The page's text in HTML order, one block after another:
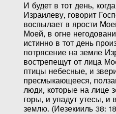
И будет в тот день,
Израилеву, говорит
воспылает в ярости
Моей, в огне
истинно в тот день
потрясение на земле
вострепещут от лица
птицы небесные, и
пресмыкающееся,
люди, которые на лице
горы, и упадут утесы, и
землю. (Иезекииль 38: